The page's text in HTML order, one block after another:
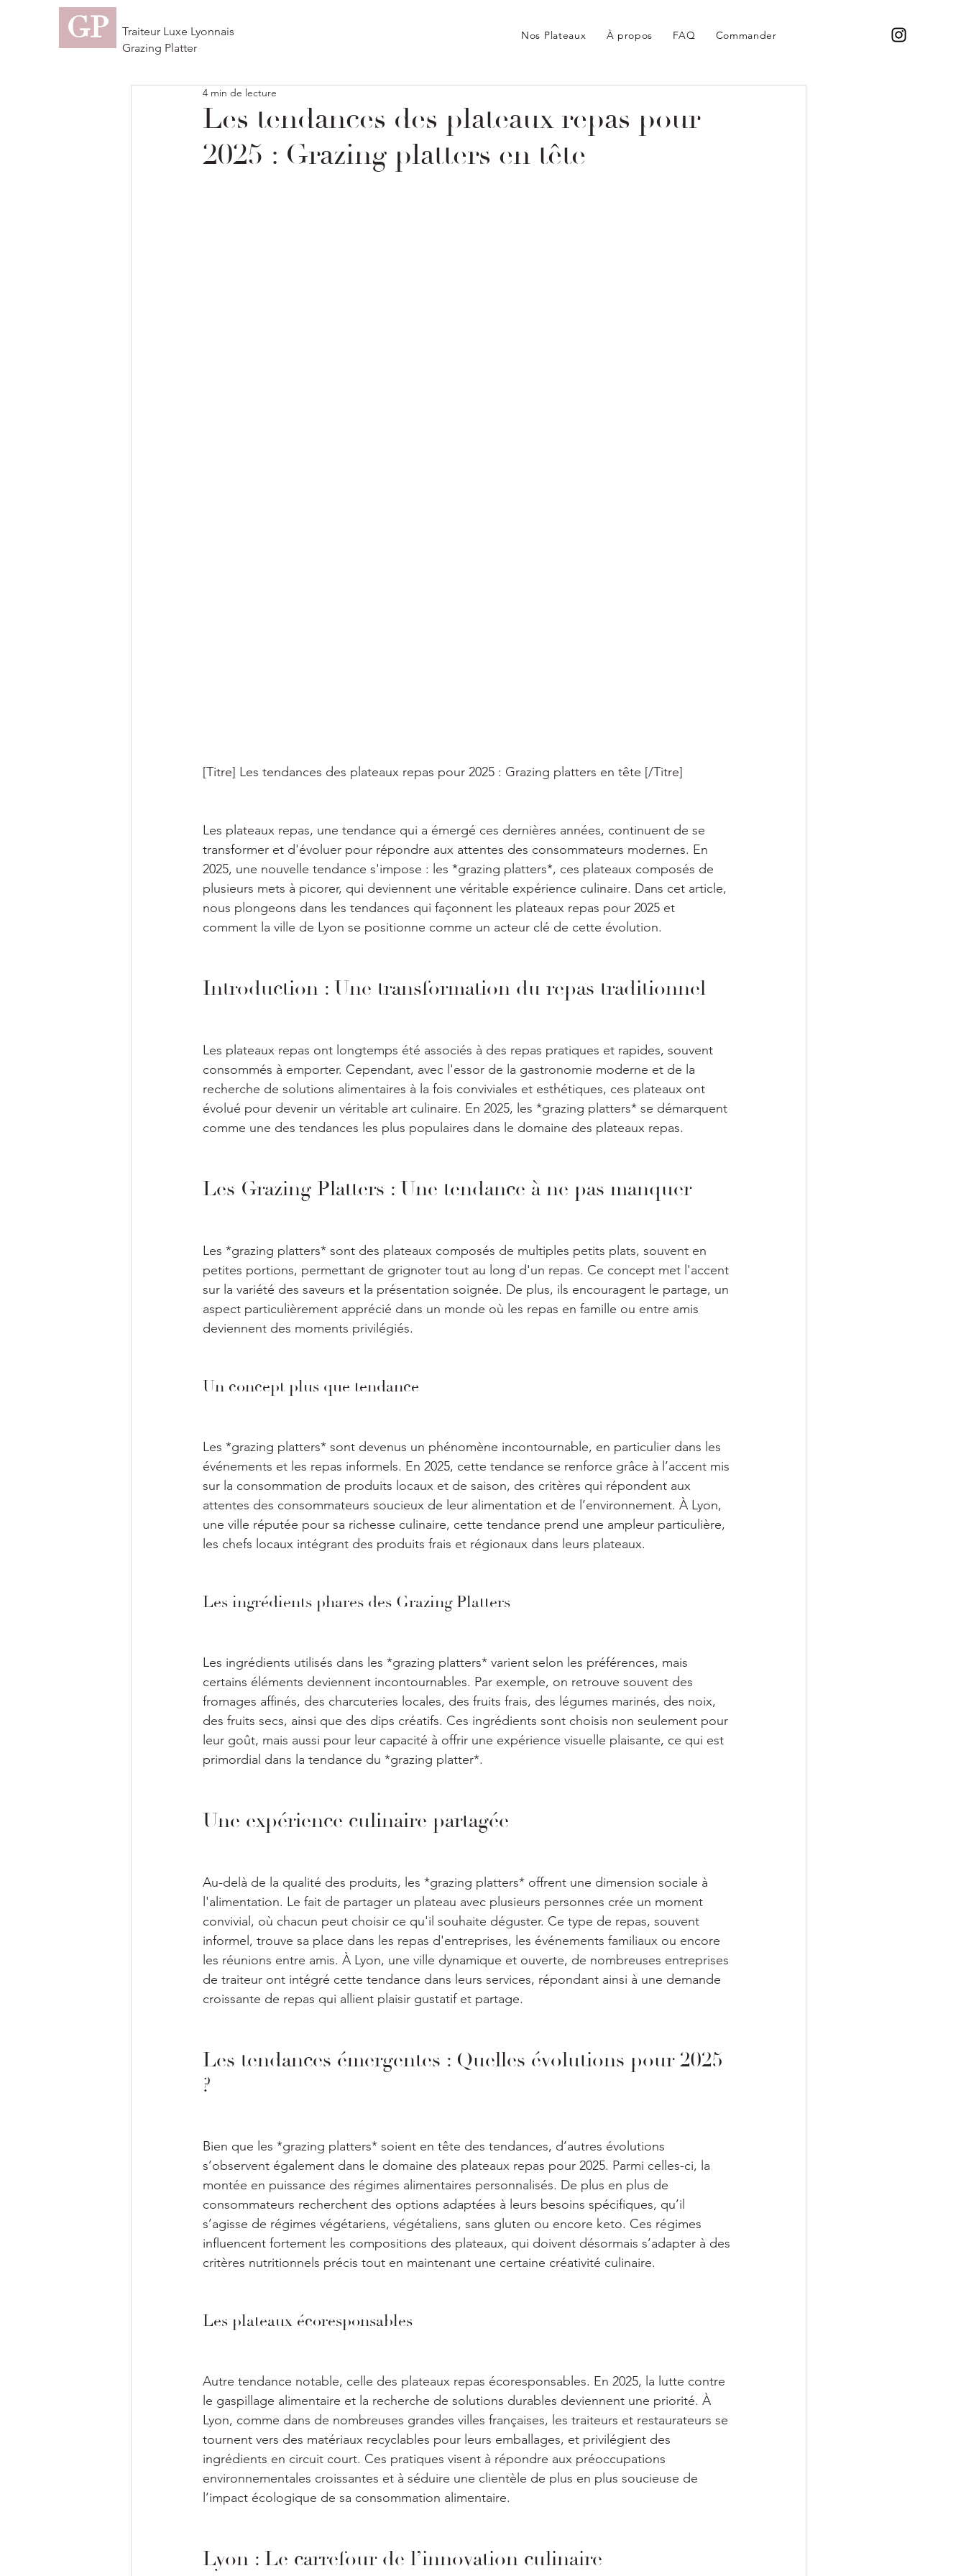
GP
Traiteur Luxe Lyonnais
Grazing Platter
Nos Plateaux À propos FAQ Commander
Les tendances des plateaux repas pour
2025 : Grazing platters en tête
4 min de lecture
[Titre] Les tendances des plateaux repas pour 2025 : Grazing platters en tête [/Titre]
Les plateaux repas, une tendance qui a émergé ces dernières années, continuent de se
transformer et d'évoluer pour répondre aux attentes des consommateurs modernes. En
2025, une nouvelle tendance s'impose : les *grazing platters*, ces plateaux composés de
plusieurs mets à picorer, qui deviennent une véritable expérience culinaire. Dans cet article,
nous plongeons dans les tendances qui façonnent les plateaux repas pour 2025 et
comment la ville de Lyon se positionne comme un acteur clé de cette évolution.
Introduction : Une transformation du repas traditionnel
Les plateaux repas ont longtemps été associés à des repas pratiques et rapides, souvent
consommés à emporter. Cependant, avec l'essor de la gastronomie moderne et de la
recherche de solutions alimentaires à la fois conviviales et esthétiques, ces plateaux ont
évolué pour devenir un véritable art culinaire. En 2025, les *grazing platters* se démarquent
comme une des tendances les plus populaires dans le domaine des plateaux repas.
Les Grazing Platters : Une tendance à ne pas manquer
Les *grazing platters* sont des plateaux composés de multiples petits plats, souvent en
petites portions, permettant de grignoter tout au long d'un repas. Ce concept met l'accent
sur la variété des saveurs et la présentation soignée. De plus, ils encouragent le partage, un
aspect particulièrement apprécié dans un monde où les repas en famille ou entre amis
deviennent des moments privilégiés.
Un concept plus que tendance
Les *grazing platters* sont devenus un phénomène incontournable, en particulier dans les
événements et les repas informels. En 2025, cette tendance se renforce grâce à l’accent mis
sur la consommation de produits locaux et de saison, des critères qui répondent aux
attentes des consommateurs soucieux de leur alimentation et de l’environnement. À Lyon,
une ville réputée pour sa richesse culinaire, cette tendance prend une ampleur particulière,
les chefs locaux intégrant des produits frais et régionaux dans leurs plateaux.
Les ingrédients phares des Grazing Platters
Les ingrédients utilisés dans les *grazing platters* varient selon les préférences, mais
certains éléments deviennent incontournables. Par exemple, on retrouve souvent des
fromages affinés, des charcuteries locales, des fruits frais, des légumes marinés, des noix,
des fruits secs, ainsi que des dips créatifs. Ces ingrédients sont choisis non seulement pour
leur goût, mais aussi pour leur capacité à offrir une expérience visuelle plaisante, ce qui est
primordial dans la tendance du *grazing platter*.
Une expérience culinaire partagée
Au-delà de la qualité des produits, les *grazing platters* offrent une dimension sociale à
l'alimentation. Le fait de partager un plateau avec plusieurs personnes crée un moment
convivial, où chacun peut choisir ce qu'il souhaite déguster. Ce type de repas, souvent
informel, trouve sa place dans les repas d'entreprises, les événements familiaux ou encore
les réunions entre amis. À Lyon, une ville dynamique et ouverte, de nombreuses entreprises
de traiteur ont intégré cette tendance dans leurs services, répondant ainsi à une demande
croissante de repas qui allient plaisir gustatif et partage.
Les tendances émergentes : Quelles évolutions pour 2025
?
Bien que les *grazing platters* soient en tête des tendances, d’autres évolutions
s’observent également dans le domaine des plateaux repas pour 2025. Parmi celles-ci, la
montée en puissance des régimes alimentaires personnalisés. De plus en plus de
consommateurs recherchent des options adaptées à leurs besoins spécifiques, qu’il
s’agisse de régimes végétariens, végétaliens, sans gluten ou encore keto. Ces régimes
influencent fortement les compositions des plateaux, qui doivent désormais s’adapter à des
critères nutritionnels précis tout en maintenant une certaine créativité culinaire.
Les plateaux écoresponsables
Autre tendance notable, celle des plateaux repas écoresponsables. En 2025, la lutte contre
le gaspillage alimentaire et la recherche de solutions durables deviennent une priorité. À
Lyon, comme dans de nombreuses grandes villes françaises, les traiteurs et restaurateurs se
tournent vers des matériaux recyclables pour leurs emballages, et privilégient des
ingrédients en circuit court. Ces pratiques visent à répondre aux préoccupations
environnementales croissantes et à séduire une clientèle de plus en plus soucieuse de
l’impact écologique de sa consommation alimentaire.
Lyon : Le carrefour de l’innovation culinaire